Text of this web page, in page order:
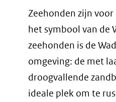
Zeehonden zijn
het symbool van de
zeehonden is de
omgeving: de met
droogvallende
ideale plek om te